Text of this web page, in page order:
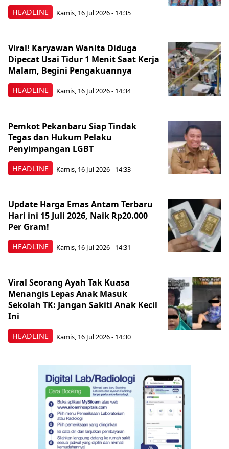
HEADLINE Kamis, 16 Jul 2026 - 14:35
HEADLINE
Viral! Karyawan Wanita Diduga
Dipecat Usai Tidur 1 Menit Saat Kerja
Malam, Begini Pengakuannya
Kamis, 16 Jul 2026 - 14:34
HEADLINE
Pemkot Pekanbaru Siap Tindak
Tegas dan Hukum Pelaku
Penyimpangan LGBT
Kamis, 16 Jul 2026 - 14:33
HEADLINE
Update Harga Emas Antam Terbaru
Hari ini 15 Juli 2026, Naik Rp20.000
Per Gram!
Kamis, 16 Jul 2026 - 14:31
HEADLINE
Viral Seorang Ayah Tak Kuasa
Menangis Lepas Anak Masuk
Sekolah TK: Jangan Sakiti Anak Kecil
Ini
Kamis, 16 Jul 2026 - 14:30